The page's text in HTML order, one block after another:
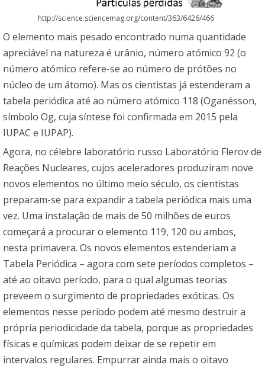
http://science.sciencemag.org/content/363/6426/466
O elemento mais pesado encontrado numa quantidade
apreciável na natureza é urânio, número atómico 92 (o
número atómico refere-se ao número de prótões no
núcleo de um átomo). Mas os cientistas já estenderam a
tabela periódica até ao número atómico 118 (Oganésson,
símbolo Og, cuja síntese foi confirmada em 2015 pela
IUPAC e IUPAP).
Agora, no célebre laboratório russo Laboratório Flerov de
Reações Nucleares, cujos aceleradores produziram nove
novos elementos no último meio século, os cientistas
preparam-se para expandir a tabela periódica mais uma
vez. Uma instalação de mais de 50 milhões de euros
começará a procurar o elemento 119, 120 ou ambos,
nesta primavera. Os novos elementos estenderiam a
Tabela Periódica – agora com sete períodos completos –
até ao oitavo período, para o qual algumas teorias
preveem o surgimento de propriedades exóticas. Os
elementos nesse período podem até mesmo destruir a
própria periodicidade da tabela, porque as propriedades
físicas e químicas podem deixar de se repetir em
intervalos regulares. Empurrar ainda mais o oitavo